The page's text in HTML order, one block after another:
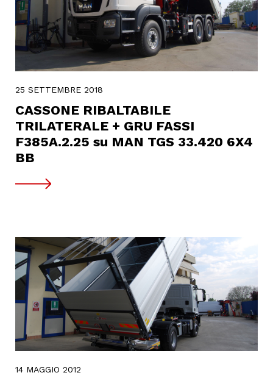
25 SETTEMBRE 2018
CASSONE RIBALTABILE
TRILATERALE + GRU FASSI
F385A.2.25 su MAN TGS 33.420 6X4
BB
14 MAGGIO 2012